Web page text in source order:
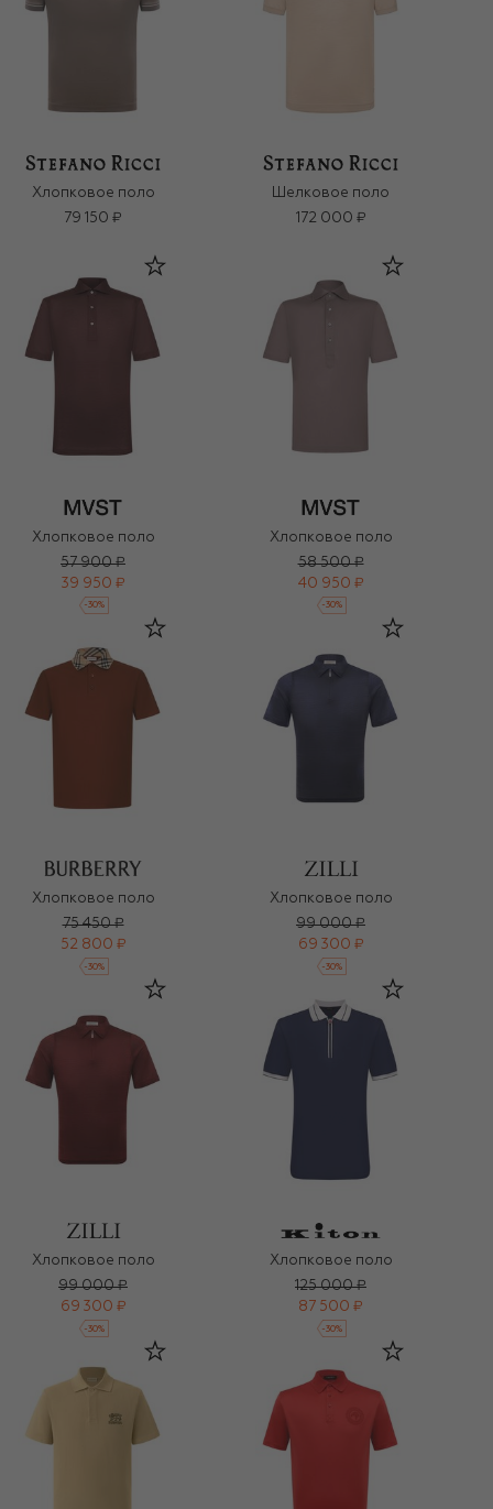
Хлопковое поло
79 150 ₽
Шелковое поло
172 000 ₽
Хлопковое поло
57 900 ₽
39 950 ₽
-30%
Хлопковое поло
58 500 ₽
40 950 ₽
-30%
Хлопковое поло
75 450 ₽
52 800 ₽
-30%
Хлопковое поло
99 000 ₽
69 300 ₽
-30%
Хлопковое поло
99 000 ₽
69 300 ₽
-30%
Хлопковое поло
125 000 ₽
87 500 ₽
-30%